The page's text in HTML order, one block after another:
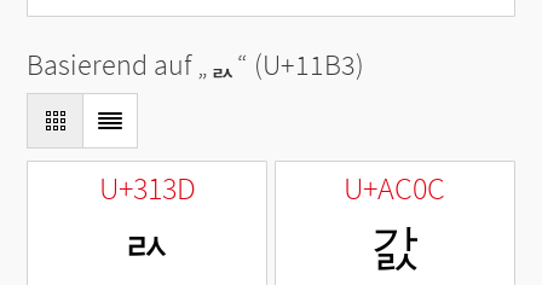
Basierend auf „ᆳ“ (U+11B3)
U+313D
ㄽ
U+AC0C
갌